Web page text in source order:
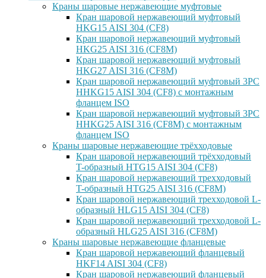
Краны шаровые нержавеющие муфтовые
Кран шаровой нержавеющий муфтовый
HKG15 AISI 304 (CF8)
Кран шаровой нержавеющий муфтовый
HKG25 AISI 316 (CF8M)
Кран шаровой нержавеющий муфтовый
HKG27 AISI 316 (CF8M)
Кран шаровой нержавеющий муфтовый 3PC
HHKG15 AISI 304 (CF8) с монтажным
фланцем ISO
Кран шаровой нержавеющий муфтовый 3PC
HHKG25 AISI 316 (CF8M) с монтажным
фланцем ISO
Краны шаровые нержавеющие трёхходовые
Кран шаровой нержавеющий трёхходовый
T-образный HTG15 AISI 304 (CF8)
Кран шаровой нержавеющий трехходовый
T-образный HTG25 AISI 316 (CF8M)
Кран шаровой нержавеющий трехходовой L-
образный HLG15 AISI 304 (CF8)
Кран шаровой нержавеющий трехходовой L-
образный HLG25 AISI 316 (CF8M)
Краны шаровые нержавеющие фланцевые
Кран шаровой нержавеющий фланцевый
HKF14 AISI 304 (CF8)
Кран шаровой нержавеющий фланцевый